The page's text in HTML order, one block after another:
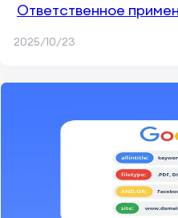
Ответственное
2025/10/23